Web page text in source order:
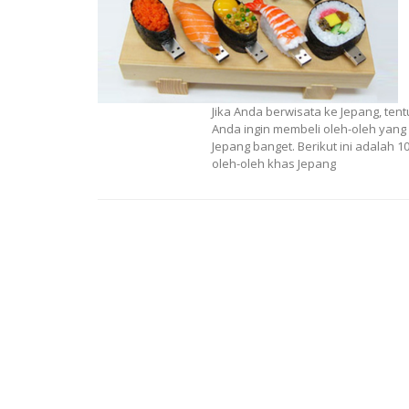
Jika Anda berwisata ke Jepang,
Anda ingin membeli oleh-oleh yang
Jepang banget. Berikut ini adalah 10
oleh-oleh khas Jepang